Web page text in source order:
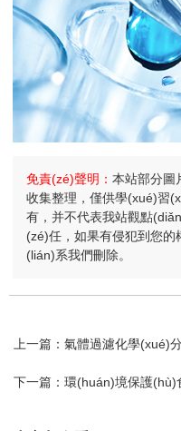
免責(zé)聲明：本站部分圖
收集整理，僅供學(xué)
有，并不代表我站觀點
(zé)任，如果有侵犯到您
(lián)系我們刪除。
上一篇： 氣體過濾化學(xué)
下一篇： 環(huán)境保護(hù)